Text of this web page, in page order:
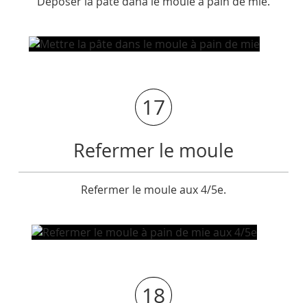
17
Refermer le moule
Refermer le moule aux 4/5e.
18